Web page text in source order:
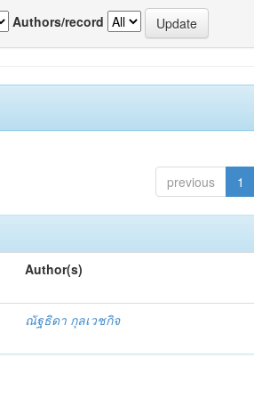
Authors/record
previous 1
Author(s)
ณัฐธิดา กุลเวชกิจ